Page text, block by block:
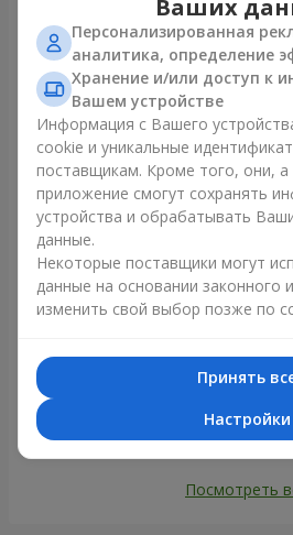
Все фото
Заказать этот
Наши
Посмотреть
Ваших
Персонализированная
аналитика, определение
Хранение и/или доступ к
Вашем устройстве
Информация с Вашего
cookie и уникальные
поставщикам. Кроме того, они, а
приложение смогут сохранять
устройства и обрабатывать
данные.
Некоторые поставщики могут
данные на основании законного
изменить свой выбор позже по
Принять
Настройки